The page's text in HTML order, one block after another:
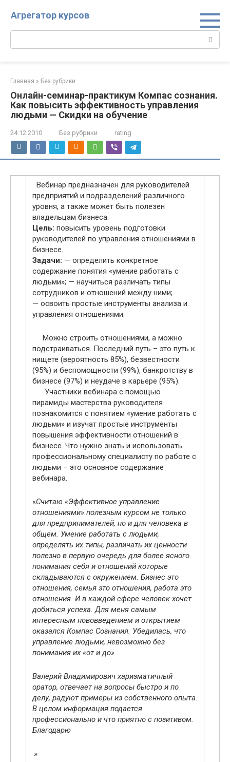
Агрегатор курсов
Главная » Без рубрики
Онлайн-семинар-практикум Компас сознания.
Как повысить эффективность управления
людьми — Скидки на обучение
24.12.2010 Без рубрики rating
Вебинар предназначен для руководителей
предприятий и подразделений различного
уровня, а также может быть полезен
владельцам бизнеса.
Цель: повысить уровень подготовки
руководителей по управления отношениями в
бизнесе.
Задачи: — определить конкретное
содержание понятия «умение работать с
людьми»; — научиться различать типы
сотрудников и отношений между ними;
— освоить простые инструменты анализа и
управления отношениями.
Можно строить отношениями, а можно
подстраиваться. Последний путь – это путь к
нищете (вероятность 85%), безвестности
(95%) и беспомощности (99%), банкротству в
бизнесе (97%) и неудаче в карьере (95%).
Участники вебинара с помощью
пирамиды мастерства руководителя
познакомится с понятием «умение работать с
людьми» и изучат простые инструменты
повышения эффективности отношений в
бизнесе. Что нужно знать и использовать
профессиональному специалисту по работе с
людьми – это основное содержание
вебинара.
«Считаю «Эффективное управление
отношениями» полезным курсом не только
для предпринимателей, но и для человека в
общем. Умение работать с людьми,
определять их типы, различать их ценности
полезно в первую очередь для более ясного
понимания себя и отношений которые
складываются с окружением. Бизнес это
отношения, семья это отношения, работа это
отношения. И в каждой сфере человек хочет
добиться успеха. Для меня самым
интересным нововведением и открытием
оказался Компас Сознания. Убедилась, что
управление людьми, невозможно без
понимания их «от и до» .
Валерий Владимирович харизматичный
оратор, отвечает на вопросы быстро и по
делу, радуют примеры из собственного опыта.
В целом информация подается
профессионально и что приятно с позитивом.
Благодарю
.»